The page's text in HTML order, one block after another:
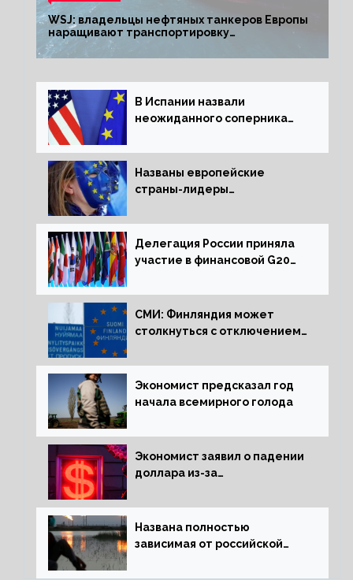
WSJ: владельцы нефтяных танкеров Европы
наращивают транспортировку
из РФ до санкций
В Испании назвали
неожиданного соперника
Названы европейские
страны-лидеры
активов
Делегация России приняла
участие в финансовой G20
СМИ: Финляндия может
столкнуться с отключением
Экономист предсказал год
начала всемирного голода
Экономист заявил о падении
доллара из-за
Названа полностью
зависимая от российской